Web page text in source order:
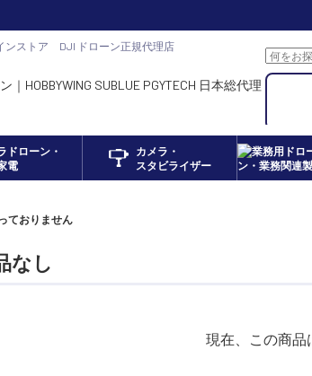
ンストア DJI ドローン正規代理店
ドローン・
電
カメラ・
スタビライザー
ておりません
なし
現在、この商品